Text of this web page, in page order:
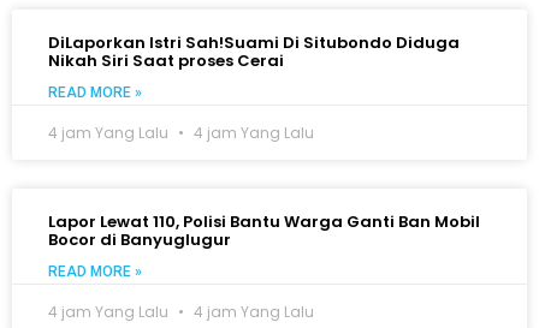
DiLaporkan Istri Sah!Suami Di Situbondo Diduga
Nikah Siri Saat proses Cerai
READ MORE »
4 jam Yang Lalu 4 jam Yang Lalu
Lapor Lewat 110, Polisi Bantu Warga Ganti Ban Mobil
Bocor di Banyuglugur
READ MORE »
4 jam Yang Lalu 4 jam Yang Lalu